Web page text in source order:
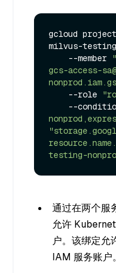
gcloud
milvus-
    --member
gcs-access-
    --role
--
testing-
通过在两个服
允许
户。该绑定允
IAM 服务账户。